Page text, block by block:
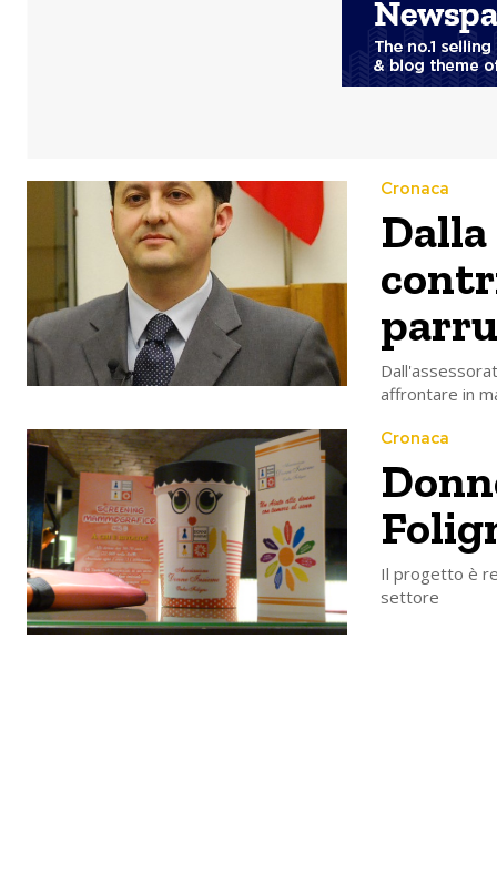
Cronaca
affrontare in
Cronaca
Il progetto è
settore